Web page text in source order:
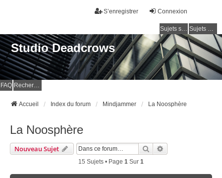
Connexion
S’enregistrer
Sujets sans réponse Sujets actifs
Studio Deadcrows
FAQ Rechercher
Accueil Index du forum Mindjammer La Noosphère
La Noosphère
Nouveau Sujet Rechercher
15 Sujets • Page 1 Sur 1